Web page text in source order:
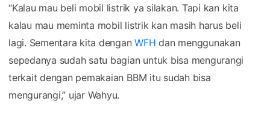
“Kalau mau beli mobil listrik ya silakan. Tapi kan kita
kalau mau meminta mobil listrik kan masih harus beli
lagi. Sementara kita denganWFH dan menggunakan
sepedanya sudah satu bagian untuk bisa mengurangi
terkait dengan pemakaian BBM itu sudah bisa
mengurangi,” ujar Wahyu.